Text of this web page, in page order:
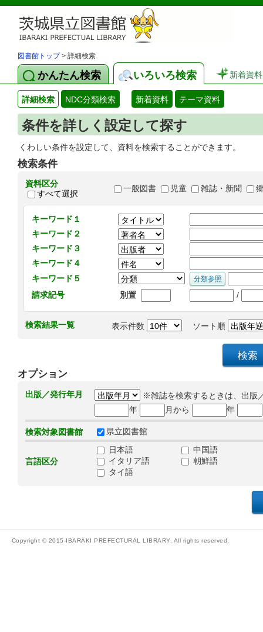
図書館トップ> 詳細検索
かんたん検索 いろいろ検索 新着資料
詳細検索 NDC分類検索 新着資料 テーマ資料
条件を詳しく設定して探す
くわしい条件を設定して、資料を検索することができます。
検索条件
資料区分
すべて選択
一般図書 児童 雑誌・新聞
キーワード１
キーワード２
キーワード３
キーワード４
キーワード５
請求記号
別置 /
検索結果一覧 表示件数 ソート順
オプション
出版／発行年月
※雑誌を検索するときは、出版
年
月から 年
検索対象図書館 県立図書館
言語区分
日本語
中国語
イタリア語
朝鮮語
タイ語
Copyright © 2015-IBARAKI PREFECTURAL LIBRARY. All rights reserved.